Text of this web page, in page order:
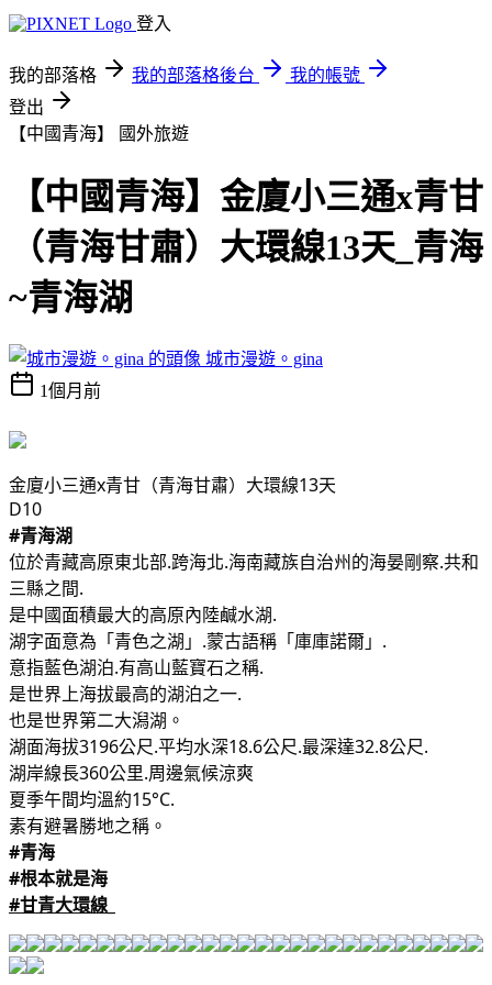
登入
我的部落格 我的部落格後台
我的帳號
登出
【中國青海】
國外旅遊
【中國青海】金廈小三通x青甘
（青海甘肅）大環線13天_青海
~青海湖
城市漫遊。gina
1個月前
金廈小三通x青甘（青海甘肅）大環線13天
D10
#青海湖
位於青藏高原東北部.跨海北.海南藏族自治州的海晏剛察.共和
三縣之間.
是中國面積最大的高原內陸鹹水湖.
湖字面意為「青色之湖」.蒙古語稱「庫庫諾爾」.
意指藍色湖泊.有高山藍寶石之稱.
是世界上海拔最高的湖泊之一.
也是世界第二大潟湖。
湖面海拔3196公尺.平均水深18.6公尺.最深達32.8公尺.
湖岸線長360公里.周邊氣候涼爽
夏季午間均溫約15°C.
素有避暑勝地之稱。
#青海
#根本就是海
#甘青大環線_